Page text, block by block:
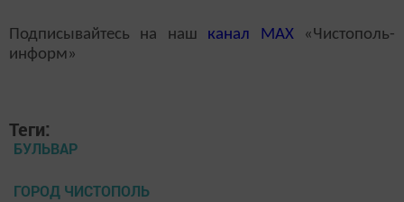
Подписывайтесь на наш канал MAX«Чистополь-
информ»
Теги:
БУЛЬВАР
ГОРОД ЧИСТОПОЛЬ